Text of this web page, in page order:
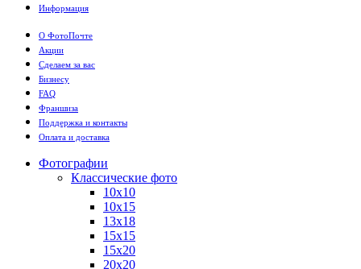
Информация
О ФотоПочте
Акции
Сделаем за вас
Бизнесу
FAQ
Франшиза
Поддержка и контакты
Оплата и доставка
Фотографии
Классические фото
10х10
10х15
13х18
15х15
15х20
20х20